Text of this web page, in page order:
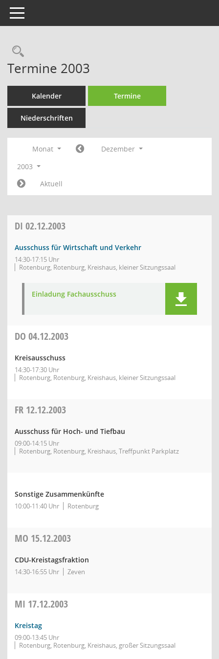
Toggle navigation
Rechercheauswahl
Termine 2003
Kalender Termine
Niederschriften
Monat
Dezember
2003
Aktuell
DI 02.12.2003
Ausschuss für Wirtschaft und Verkehr
14:30-17:15 Uhr
Rotenburg, Rotenburg, Kreishaus, kleiner Sitzungssaal
Einladung Fachausschuss
DO 04.12.2003
Kreisausschuss
14:30-17:30 Uhr
Rotenburg, Rotenburg, Kreishaus, kleiner Sitzungssaal
FR 12.12.2003
Ausschuss für Hoch- und Tiefbau
09:00-14:15 Uhr
Rotenburg, Rotenburg, Kreishaus, Treffpunkt Parkplatz
Sonstige Zusammenkünfte
10:00-11:40 Uhr Rotenburg
MO 15.12.2003
CDU-Kreistagsfraktion
14:30-16:55 Uhr Zeven
MI 17.12.2003
Kreistag
09:00-13:45 Uhr
Rotenburg, Rotenburg, Kreishaus, großer Sitzungssaal